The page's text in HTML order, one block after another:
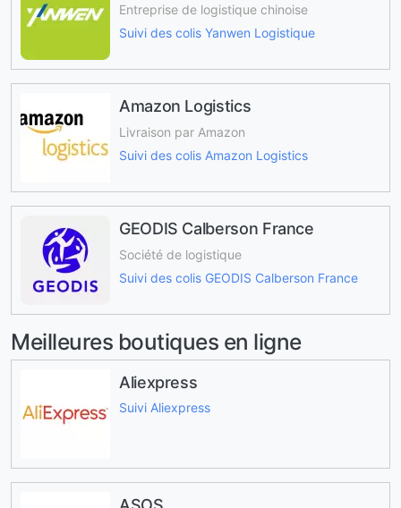
Entreprise de logistique chinoise
Suivi des colis Yanwen Logistique
Amazon Logistics
Livraison par Amazon
Suivi des colis Amazon Logistics
GEODIS Calberson France
Société de logistique
Suivi des colis GEODIS Calberson France
Meilleures boutiques en ligne
Aliexpress
Suivi Aliexpress